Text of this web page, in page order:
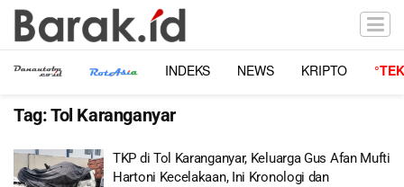
INDEKS NEWS KRIPTO
Tag:Tol Karanganyar
TKP di Tol Karanganyar, Keluarga Gus Afan Mufti
Hartoni Kecelakaan, Ini Kronologi dan